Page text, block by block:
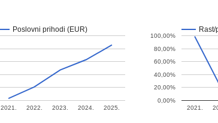
Poslovni prihodi (EUR)
2021. 2022. 2023. 2024. 2025. 2021.
0,00%
20,00%
40,00%
60,00%
80,00%
100,00%